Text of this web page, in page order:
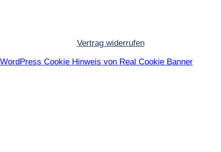
Vertrag widerrufen
WordPress Cookie Hinweis von Real Cookie Banner